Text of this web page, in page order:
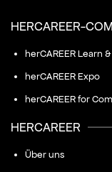
HERCAREER-
herCAREER Learn
herCAREER Expo
herCAREER for
HERCAREER
Über uns